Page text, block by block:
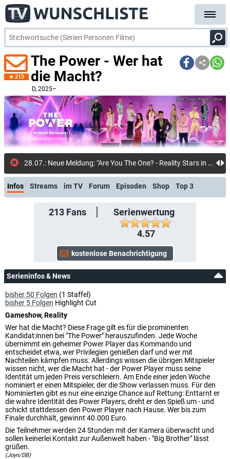
213
The Power - Wer hat
die Macht?
D, 2025–
Joyn/Renè Lohse
28.07.: Neue Meldung: "Are You The One? - Reality Stars in Love": Diese Teilnehmer sind in Staffel 6 dabei: Ex-"GZSZ"-Star inmitten einschl
Infos Streams im TV Forum Episoden Shop Top 3
213Fans
Serienwertung
4.57
Serieninfos & News
bisher 50 Folgen (1 Staffel)
bisher 5 Folgen Highlight Cut
Gameshow, Reality
Wer hat die Macht? Diese Frage gilt es für die prominenten
Kandidat:innen bei "The Power" herauszufinden. Jede Woche
übernimmt ein geheimer Power Player das Kommando und
entscheidet etwa, wer Privilegien genießen darf und wer mit
Nachteilen kämpfen muss. Allerdings wissen die übrigen Mitspieler
wissen nicht, wer die Macht hat - der Power Player muss seine
Identität um jeden Preis verschleiern. Am Ende einer jeden Woche
nominiert er einen Mitspieler, der die Show verlassen muss. Für den
Nominierten gibt es nur eine einzige Chance auf Rettung: Enttarnt er
die wahre Identität des Power Players, dreht er den Spieß um - und
schickt stattdessen den Power Player nach Hause. Wer bis zum
Finale durchhält, gewinnt 40.000 Euro.
Die Teilnehmer werden 24 Stunden mit der Kamera überwacht und
sollen keinerlei Kontakt zur Außenwelt haben - "Big Brother" lässt
grüßen.
(Joyn/DB)